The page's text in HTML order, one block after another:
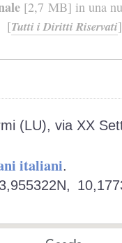
[2,7 MB] in una
[Tutti i Diritti Riservati]
(LU), via XX
italiani.